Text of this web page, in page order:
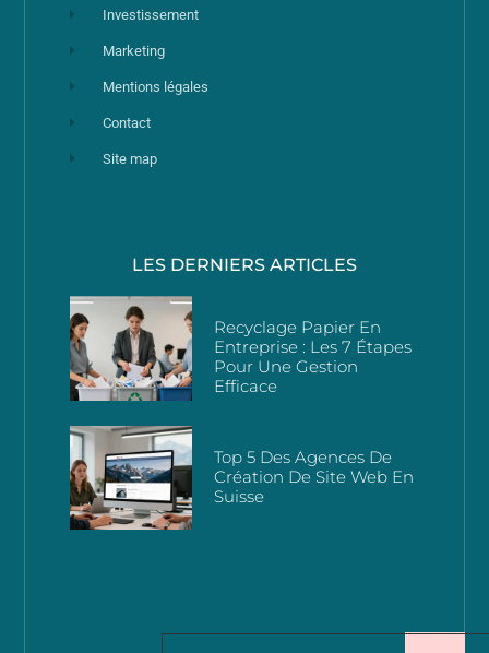
Investissement
Marketing
Mentions légales
Contact
Site map
LES DERNIERS ARTICLES
Recyclage Papier En
Entreprise : Les 7 Étapes
Pour Une Gestion
Efficace
Top 5 Des Agences De
Création De Site Web En
Suisse